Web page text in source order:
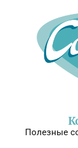
Полезные